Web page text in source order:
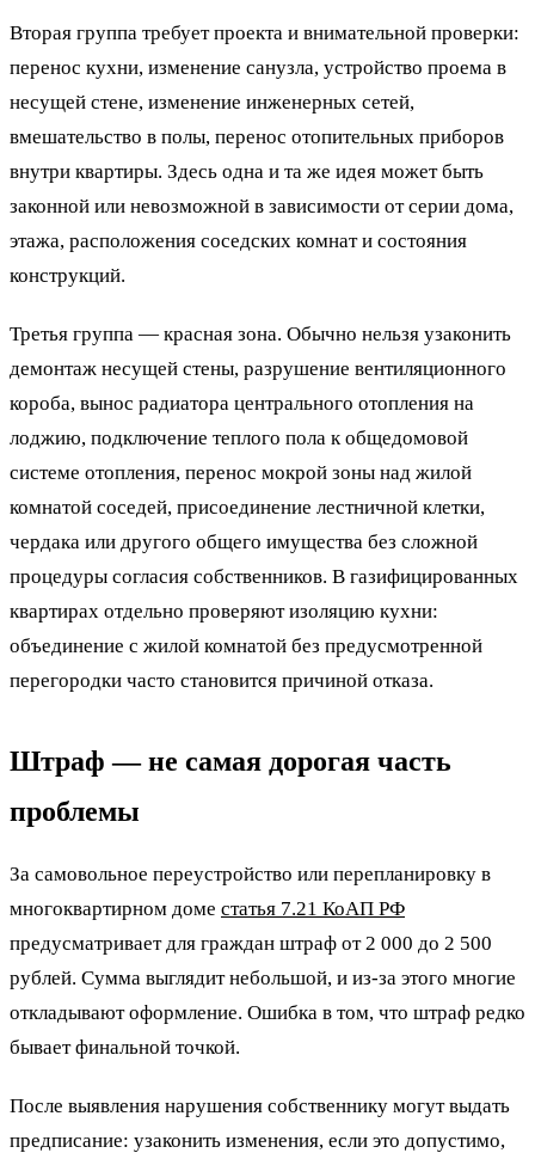
Вторая группа требует проекта и внимательной проверки:
перенос кухни, изменение санузла, устройство проема в
несущей стене, изменение инженерных сетей,
вмешательство в полы, перенос отопительных приборов
внутри квартиры. Здесь одна и та же идея может быть
законной или невозможной в зависимости от серии дома,
этажа, расположения соседских комнат и состояния
конструкций.
Третья группа — красная зона. Обычно нельзя узаконить
демонтаж несущей стены, разрушение вентиляционного
короба, вынос радиатора центрального отопления на
лоджию, подключение теплого пола к общедомовой
системе отопления, перенос мокрой зоны над жилой
комнатой соседей, присоединение лестничной клетки,
чердака или другого общего имущества без сложной
процедуры согласия собственников. В газифицированных
квартирах отдельно проверяют изоляцию кухни:
объединение с жилой комнатой без предусмотренной
перегородки часто становится причиной отказа.
Штраф — не самая дорогая часть
проблемы
За самовольное переустройство или перепланировку в
многоквартирном доме статья 7.21 КоАП РФ
предусматривает для граждан штраф от 2 000 до 2 500
рублей. Сумма выглядит небольшой, и из-за этого многие
откладывают оформление. Ошибка в том, что штраф редко
бывает финальной точкой.
После выявления нарушения собственнику могут выдать
предписание: узаконить изменения, если это допустимо,